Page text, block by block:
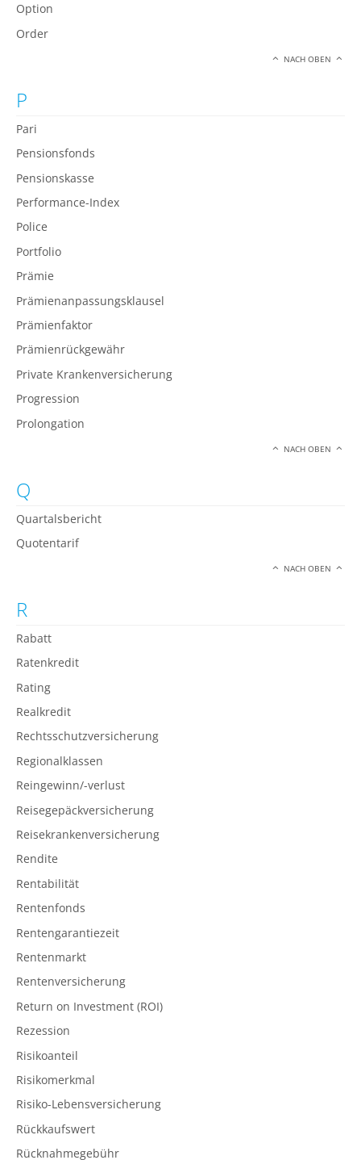
Option
Order
NACH OBEN
P
Pari
Pensionsfonds
Pensionskasse
Performance-Index
Police
Portfolio
Prämie
Prämienanpassungsklausel
Prämienfaktor
Prämienrückgewähr
Private Krankenversicherung
Progression
Prolongation
NACH OBEN
Q
Quartalsbericht
Quotentarif
NACH OBEN
R
Rabatt
Ratenkredit
Rating
Realkredit
Rechtsschutzversicherung
Regionalklassen
Reingewinn/-verlust
Reisegepäckversicherung
Reisekrankenversicherung
Rendite
Rentabilität
Rentenfonds
Rentengarantiezeit
Rentenmarkt
Rentenversicherung
Return on Investment (ROI)
Rezession
Risikoanteil
Risikomerkmal
Risiko-Lebensversicherung
Rückkaufswert
Rücknahmegebühr